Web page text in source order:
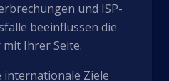
und ISP-
beeinflussen die
Ihrer Seite.
internationale Ziele